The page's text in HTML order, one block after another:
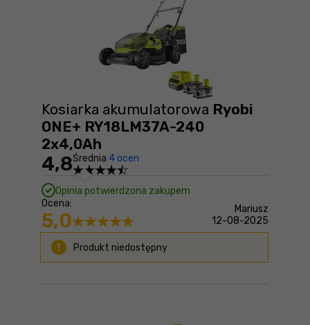
Kosiarka akumulatorowa Ryobi
ONE+ RY18LM37A-240
2x4,0Ah
4,8Średnia 4 ocen
Opinia potwierdzona zakupem
Ocena:
5,0
Mariusz
12-08-2025
Produkt niedostępny